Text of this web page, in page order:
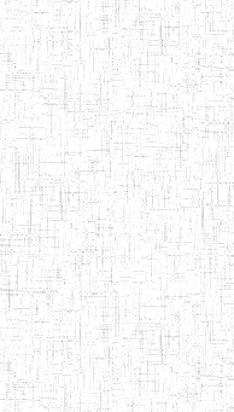
sur 13 Total: 307
5 6 7 8
9
1997 ENIEG Public